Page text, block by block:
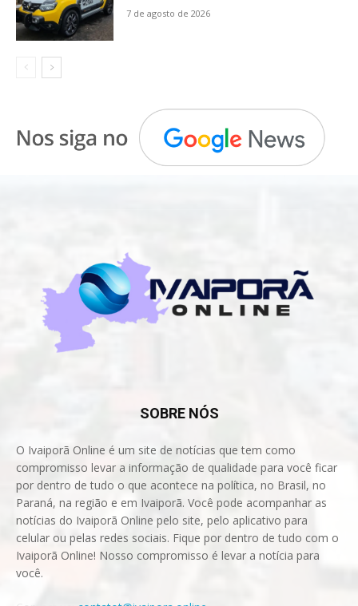
7 de agosto de 2026
SOBRE NÓS
O Ivaiporã Online é um site de notícias que tem como
compromisso levar a informação de qualidade para você ficar
por dentro de tudo o que acontece na política, no Brasil, no
Paraná, na região e em Ivaiporã. Você pode acompanhar as
notícias do Ivaiporã Online pelo site, pelo aplicativo para
celular ou pelas redes sociais. Fique por dentro de tudo com o
Ivaiporã Online! Nosso compromisso é levar a notícia para
você.